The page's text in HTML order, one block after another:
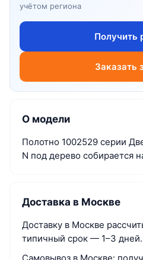
учётом региона
Получить
Заказать
О модели
Полотно 1002529 серии
N под дерево собирается
Доставка в Москве
Доставку в Москве
типичный срок — 1–3 дней.
Самовывоз в Москве: